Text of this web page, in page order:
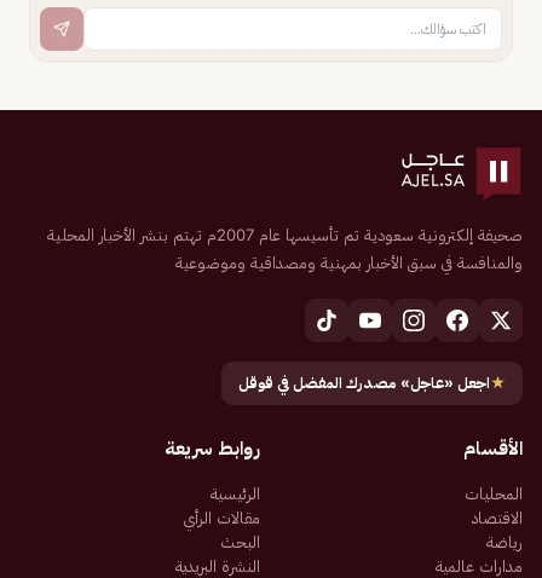
صحيفة إلكترونية سعودية تم تأسيسها عام 2007م تهتم بنشر الأخبار المحلية
والمنافسة في سبق الأخبار بمهنية ومصداقية وموضوعية
★اجعل «عاجل» مصدرك المفضل في قوقل
الأقسام
المحليات
الاقتصاد
رياضة
مدارات عالمية
روابط سريعة
الرئيسية
مقالات الرأي
البحث
النشرة البريدية